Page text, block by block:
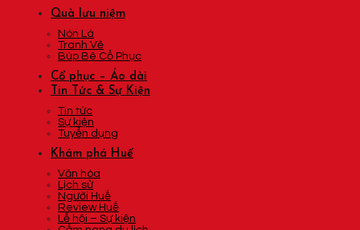
Quà lưu niệm
Nón Lá
Tranh Vẽ
Búp Bê Cổ Phục
Cổ phục – Áo dài
Tin Tức & Sự Kiện
Tin tức
Sự kiện
Tuyển dụng
Khám phá Huế
Văn hóa
Lịch sử
Người Huế
Review Huế
Lễ hội – Sự kiện